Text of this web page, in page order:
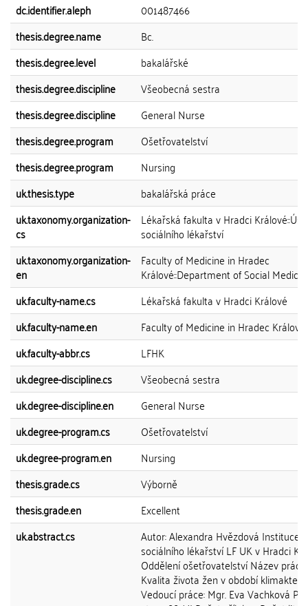
dc.identifier.aleph
001487466
thesis.degree.name
Bc.
thesis.degree.level
bakalářské
thesis.degree.discipline
Všeobecná sestra
thesis.degree.discipline
General Nurse
thesis.degree.program
Ošetřovatelství
thesis.degree.program
Nursing
uk.thesis.type
bakalářská práce
uk.taxonomy.organization-
cs
Lékařská fakulta v Hradci
sociálního lékařství
uk.taxonomy.organization-
en
Faculty of Medicine in Hradec
Králové::Department of Social
uk.faculty-name.cs
Lékařská fakulta v Hradci Králové
uk.faculty-name.en
Faculty of Medicine in Hradec Králové
uk.faculty-abbr.cs
LFHK
uk.degree-discipline.cs
Všeobecná sestra
uk.degree-discipline.en
General Nurse
uk.degree-program.cs
Ošetřovatelství
uk.degree-program.en
Nursing
thesis.grade.cs
Výborně
thesis.grade.en
Excellent
uk.abstract.cs
Autor: Alexandra Hvězdová Instituce:
sociálního lékařství LF UK v Hradci
Oddělení ošetřovatelství Název práce:
Kvalita života žen v období klimakteria
Vedoucí práce: Mgr. Eva Vachková